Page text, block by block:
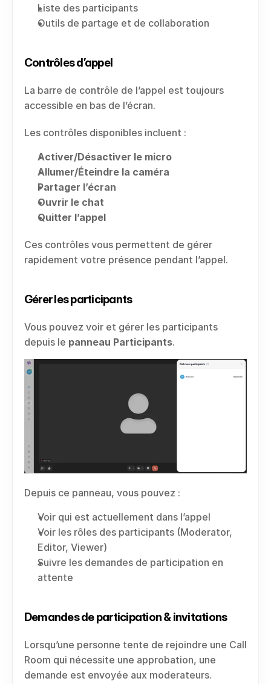
Liste des participants
Outils de partage et de collaboration
Contrôles d’appel
La barre de contrôle de l’appel est toujours
accessible en bas de l’écran.
Les contrôles disponibles incluent :
Activer/Désactiver le micro
Allumer/Éteindre la caméra
Partager l’écran
Ouvrir le chat
Quitter l’appel
Ces contrôles vous permettent de gérer
rapidement votre présence pendant l’appel.
Gérer les participants
Vous pouvez voir et gérer les participants
depuis le panneau Participants.
Depuis ce panneau, vous pouvez :
Voir qui est actuellement dans l’appel
Voir les rôles des participants (Moderator,
Editor, Viewer)
Suivre les demandes de participation en
attente
Demandes de participation & invitations
Lorsqu’une personne tente de rejoindre une Call
Room qui nécessite une approbation, une
demande est envoyée aux moderateurs.